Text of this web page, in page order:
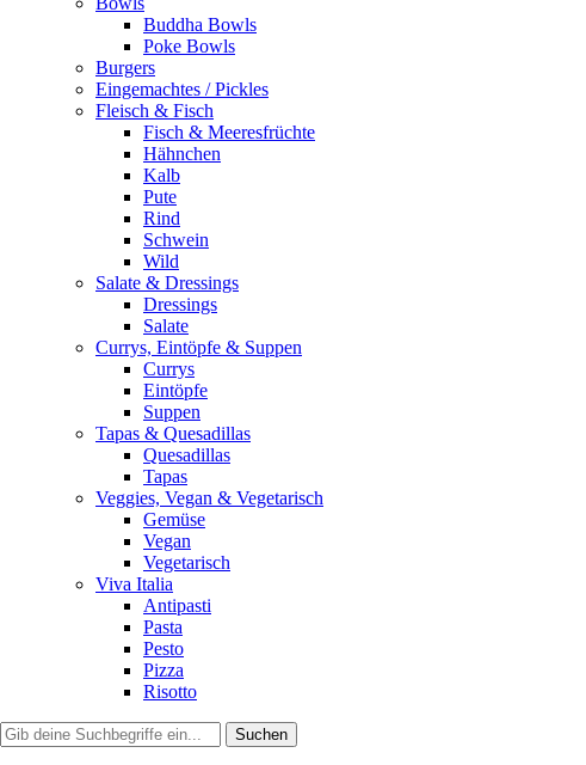
Buddha Bowls
Poke Bowls
Burgers
Eingemachtes / Pickles
Fleisch & Fisch
Fisch & Meeresfrüchte
Hähnchen
Kalb
Pute
Rind
Schwein
Wild
Salate & Dressings
Dressings
Salate
Currys, Eintöpfe & Suppen
Currys
Eintöpfe
Suppen
Tapas & Quesadillas
Quesadillas
Tapas
Veggies, Vegan & Vegetarisch
Gemüse
Vegan
Vegetarisch
Viva Italia
Antipasti
Pasta
Pesto
Pizza
Risotto